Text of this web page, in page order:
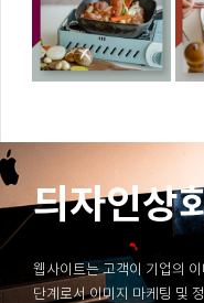
듸자인상
웹사이트는 고객이 기업의
단계로서 이미지 마케팅 및